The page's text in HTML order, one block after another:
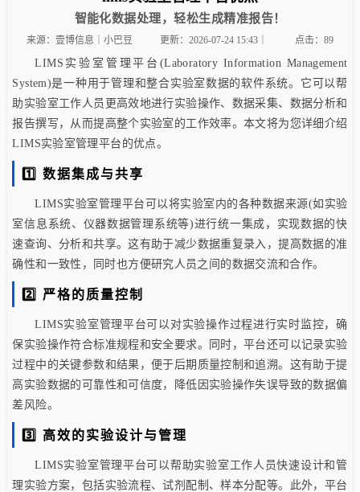
智能化数据处理，轻松生成精准报告！
来源：壹博信息｜小巴豆 更新：2026-07-24 15:43｜ 点击：89
LIMS实验室管理平台(Laboratory Information Management
System)是一种用于管理和整合实验室数据的软件系统。它可以帮
助实验室工作人员更高效地进行实验操作、数据采集、数据分析和
报告撰写，从而提高整个实验室的工作效率。本文将为您详细介绍
LIMS实验室管理平台的优点。
1️⃣ 数据集成与共享
LIMS实验室管理平台可以将实验室内的各种数据来源(如实验
室信息系统、仪器数据管理系统等)进行统一集成，实现数据的快
速查询、分析和共享。这有助于减少数据重复录入，提高数据的准
确性和一致性，同时也方便研究人员之间的数据交流和合作。
2️⃣ 严格的质量控制
LIMS实验室管理平台可以对实验操作过程进行实时监控，确
保实验操作符合标准规程和安全要求。同时，平台还可以记录实验
过程中的关键参数和结果，便于后期质量控制和追溯。这有助于提
高实验数据的可靠性和可信度，降低因实验操作失误导致的数据偏
差风险。
3️⃣ 高效的实验设计与管理
LIMS实验室管理平台可以帮助实验室工作人员快速设计和管
理实验方案，包括实验流程、试剂配制、样本分配等。此外，平台